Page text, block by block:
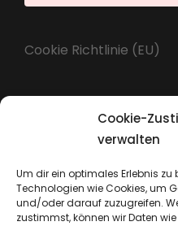
Cookie-
verwalten
Um dir ein optimales Erlebnis zu
Technologien wie Cookies, um
und/oder darauf zuzugreifen.
zustimmst, können wir Daten
Cookie Richtlinie (EU)
Datenschutz